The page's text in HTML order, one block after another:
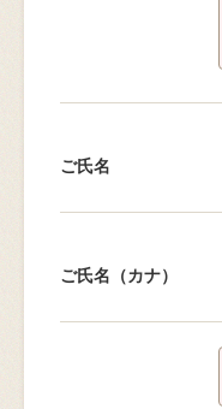
ご氏名
ご氏名（カナ）